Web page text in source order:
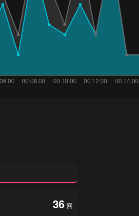
36 回